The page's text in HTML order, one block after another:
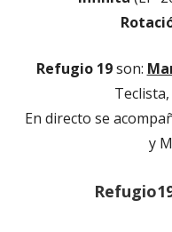
Refugio 19son:
Teclista,
En directo se
y